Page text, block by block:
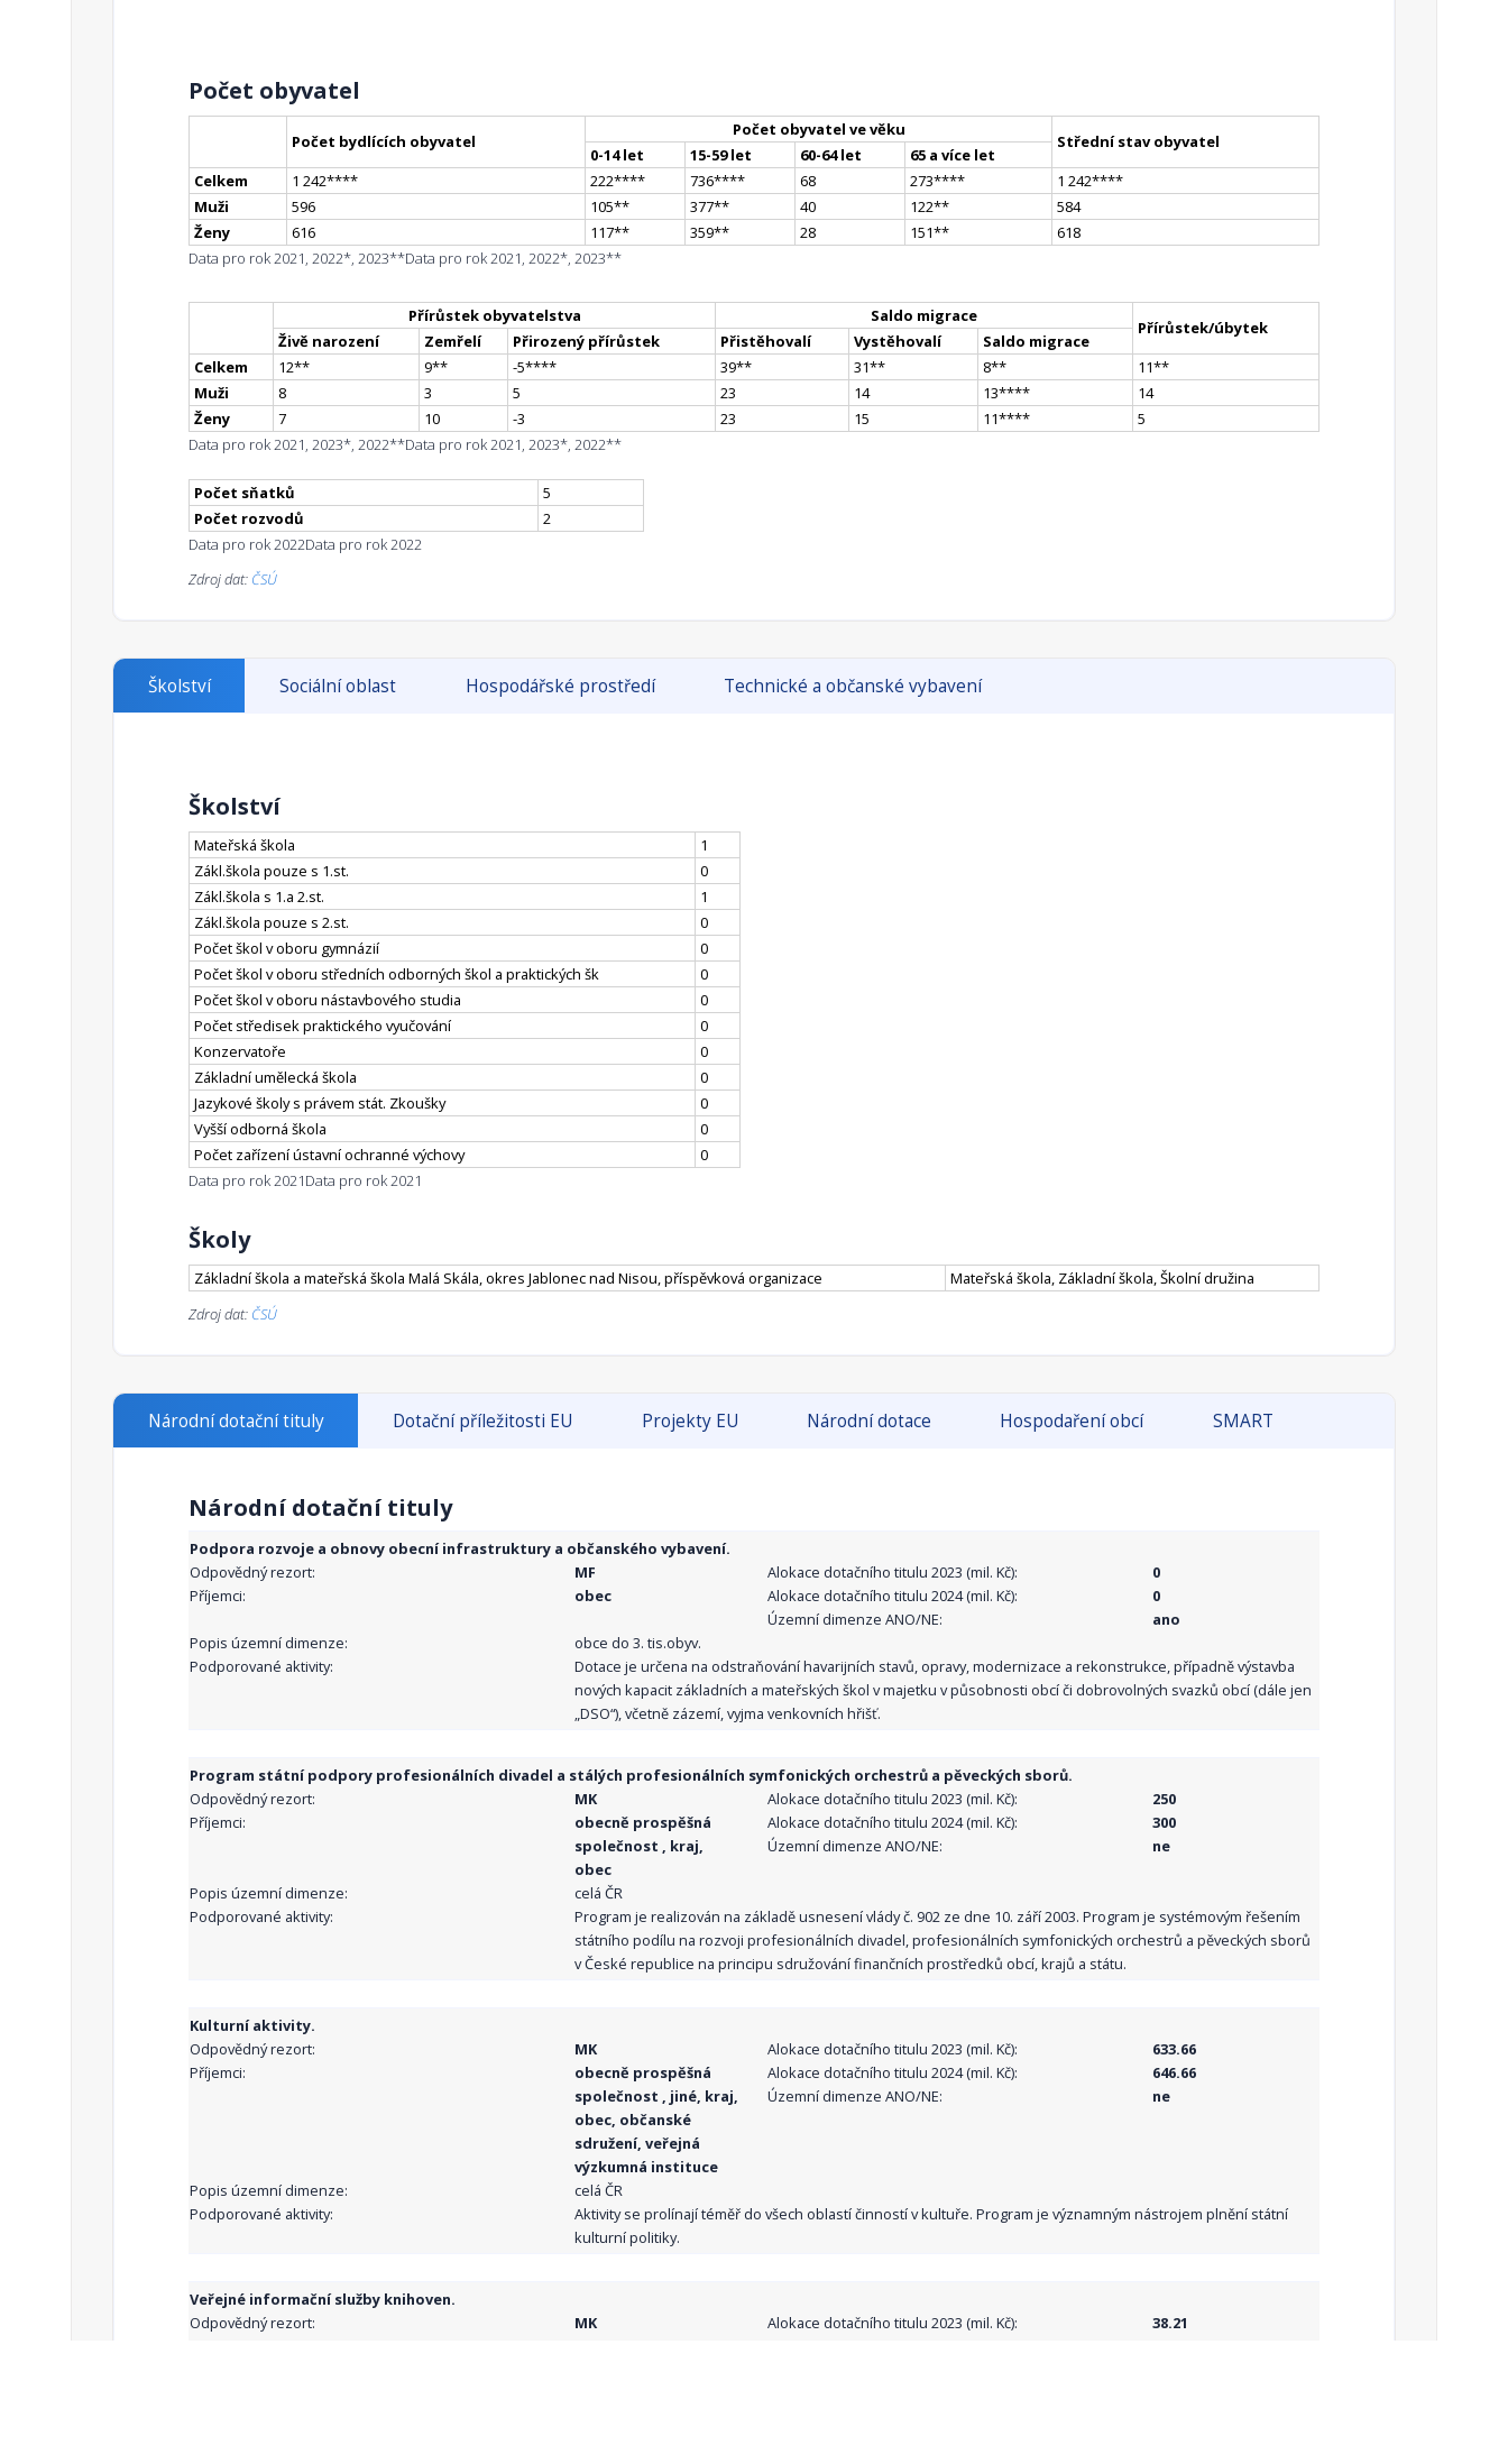
Počet obyvatel
Počet bydlících obyvatel
Počet obyvatel ve věku
Střední stav obyvatel
0-14 let 15-59 let 60-64 let
65 a více let
Celkem
1 242**** 222**** 736**** 68 273**** 1 242****
Muži
596 105** 377** 40 122**
584
Ženy
616 117** 359** 28 151**
618
Data pro rok 2021, 2022*, 2023**Data pro rok 2021, 2022*, 2023**
Přírůstek obyvatelstva Saldo migrace
Přírůstek/úbytek
Živě narození Zemřelí Přirozený přírůstek Přistěhovalí Vystěhovalí
Saldo migrace
Celkem
12** 9** -5**** 39** 31** 8** 11**
Muži
8 3 5 23 14 13****
14
Ženy
7 10 -3 23 15 11****
5
Data pro rok 2021, 2023*, 2022**Data pro rok 2021, 2023*, 2022**
Počet sňatků
5
Počet rozvodů
2
Data pro rok 2022Data pro rok 2022
Zdroj dat: ČSÚ
Školství Sociální oblast Hospodářské prostředí Technické a občanské vybavení
Školství
Mateřská škola
1
Zákl.škola pouze s 1.st.
0
Zákl.škola s 1.a 2.st.
1
Zákl.škola pouze s 2.st.
0
Počet škol v oboru gymnázií
0
Počet škol v oboru středních odborných škol a praktických šk
0
Počet škol v oboru nástavbového studia
0
Počet středisek praktického vyučování
0
Konzervatoře
0
Základní umělecká škola
0
Jazykové školy s právem stát. Zkoušky
0
Vyšší odborná škola
0
Počet zařízení ústavní ochranné výchovy
0
Data pro rok 2021Data pro rok 2021
Školy
Základní škola a mateřská škola Malá Skála, okres Jablonec nad Nisou, příspěvková organizace
Mateřská škola, Základní škola, Školní družina
Zdroj dat: ČSÚ
Národní dotační tituly Dotační příležitosti EU Projekty EU Národní dotace Hospodaření obcí SMART
Národní dotační tituly
Podpora rozvoje a obnovy obecní infrastruktury a občanského vybavení.
Odpovědný rezort:
MF
Příjemci:
obec
Alokace dotačního titulu 2023 (mil. Kč):
0
Alokace dotačního titulu 2024 (mil. Kč):
0
Územní dimenze ANO/NE:
ano
Popis územní dimenze:
obce do 3. tis.obyv.
Podporované aktivity:
Dotace je určena na odstraňování havarijních stavů, opravy, modernizace a rekonstrukce, případně výstavba
nových kapacit základních a mateřských škol v majetku v působnosti obcí či dobrovolných svazků obcí (dále jen
„DSO“), včetně zázemí, vyjma venkovních hřišť.
Program státní podpory profesionálních divadel a stálých profesionálních symfonických orchestrů a pěveckých sborů.
Odpovědný rezort:
MK
Příjemci:
obecně prospěšná
společnost , kraj,
obec
Alokace dotačního titulu 2023 (mil. Kč):
250
Alokace dotačního titulu 2024 (mil. Kč):
300
Územní dimenze ANO/NE:
ne
Popis územní dimenze:
celá ČR
Podporované aktivity:
Program je realizován na základě usnesení vlády č. 902 ze dne 10. září 2003. Program je systémovým řešením
státního podílu na rozvoji profesionálních divadel, profesionálních symfonických orchestrů a pěveckých sborů
v České republice na principu sdružování finančních prostředků obcí, krajů a státu.
Kulturní aktivity.
Odpovědný rezort:
MK
Příjemci:
obecně prospěšná
společnost , jiné, kraj,
obec, občanské
sdružení, veřejná
výzkumná instituce
Alokace dotačního titulu 2023 (mil. Kč):
633.66
Alokace dotačního titulu 2024 (mil. Kč):
646.66
Územní dimenze ANO/NE:
ne
Popis územní dimenze:
celá ČR
Podporované aktivity:
Aktivity se prolínají téměř do všech oblastí činností v kultuře. Program je významným nástrojem plnění státní
kulturní politiky.
Veřejné informační služby knihoven.
Odpovědný rezort:
MK
Alokace dotačního titulu 2023 (mil. Kč):
38.21